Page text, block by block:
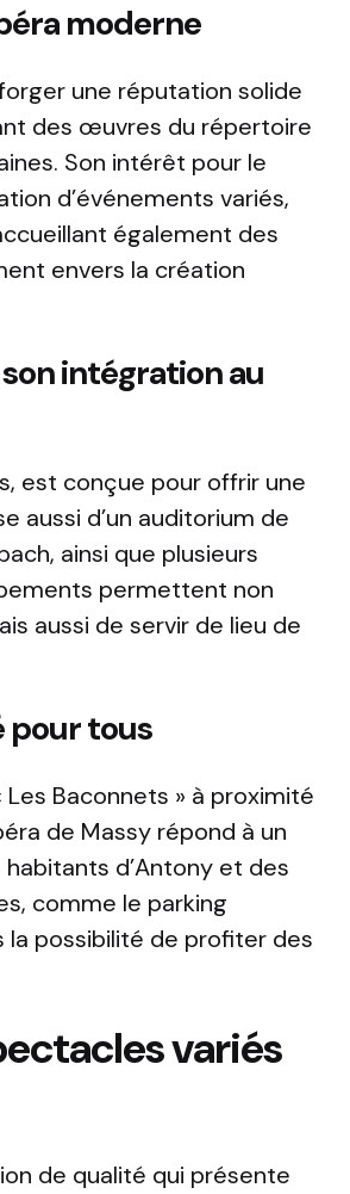
moderne
une réputation solide
des œuvres du répertoire
Son intérêt pour le
d’événements variés,
également des
envers la création
intégration au
est conçue pour offrir une
aussi d’un auditorium de
ainsi que plusieurs
permettent non
aussi de servir de lieu de
pour tous
Les Baconnets » à proximité
de Massy répond à un
d’Antony et des
comme le parking
la possibilité de profiter des
variés
de qualité qui présente